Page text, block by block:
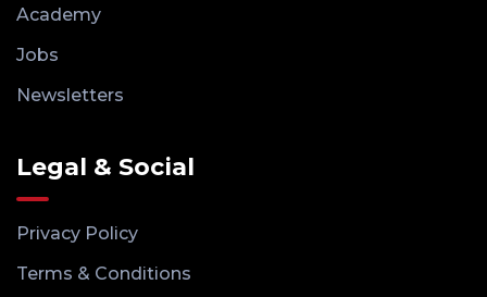
Academy
Jobs
Newsletters
Legal & Social
Privacy Policy
Terms & Conditions